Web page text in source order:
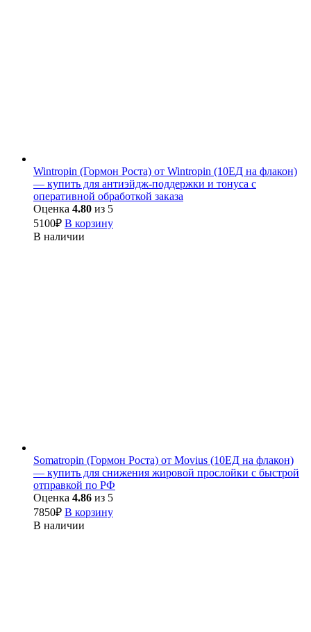
Wintropin (Гормон Роста) от Wintropin (10ЕД на флакон)
— купить для антиэйдж-поддержки и тонуса с
оперативной обработкой заказа
Оценка 4.80 из 5
5100₽ В корзину
В наличии
Somatropin (Гормон Роста) от Movius (10ЕД на флакон)
— купить для снижения жировой прослойки с быстрой
отправкой по РФ
Оценка 4.86 из 5
7850₽ В корзину
В наличии